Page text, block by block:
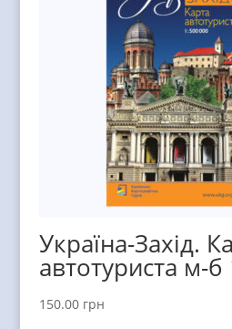
Україна-Захід.
автотуриста м-
150.00 грн